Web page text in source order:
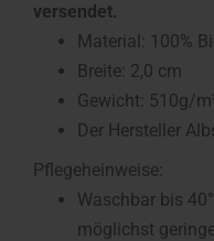
versendet.
Material: 100%
Breite: 2,0 cm
Gewicht: 510g/
Der Hersteller
Pflegeheinweise:
Waschbar bis
möglichst